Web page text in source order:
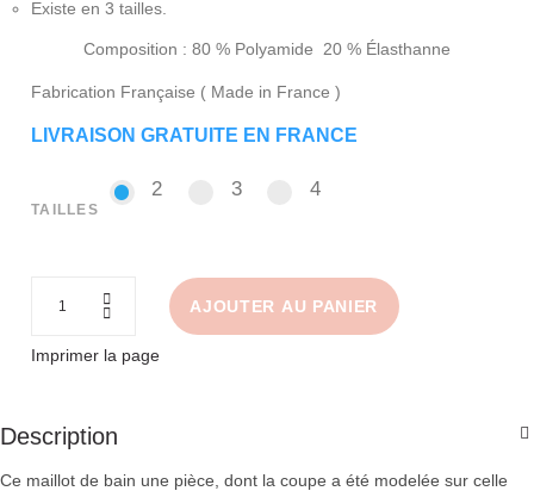
Existe en 3 tailles.
Composition : 80 % Polyamide 20 % Élasthanne
Fabrication Française ( Made in France )
LIVRAISON GRATUITE EN FRANCE
TAILLES
22 33 44
AJOUTER AU PANIER
Imprimer la page
Description
Ce maillot de bain une pièce, dont la coupe a été modelée sur celle